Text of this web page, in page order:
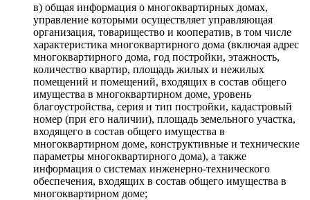
в) общая информация о многоквартирных домах,
управление которыми осуществляет управляющая
организация, товарищество и кооператив, в том числе
характеристика многоквартирного дома (включая адрес
многоквартирного дома, год постройки, этажность,
количество квартир, площадь жилых и нежилых
помещений и помещений, входящих в состав общего
имущества в многоквартирном доме, уровень
благоустройства, серия и тип постройки, кадастровый
номер (при его наличии), площадь земельного участка,
входящего в состав общего имущества в
многоквартирном доме, конструктивные и технические
параметры многоквартирного дома), а также
информация о системах инженерно-технического
обеспечения, входящих в состав общего имущества в
многоквартирном доме;